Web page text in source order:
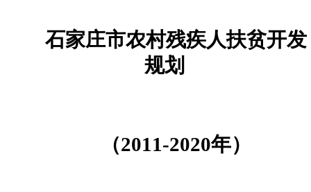
石家庄市农村残疾人扶贫开发
规划
（2011-2020年）